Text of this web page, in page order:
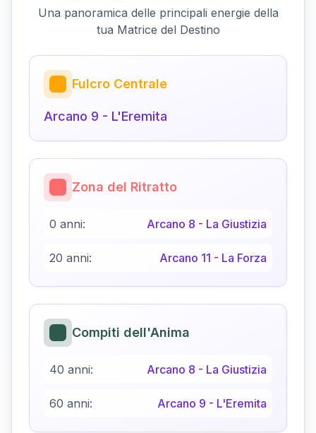
Una panoramica delle principali energie della
tua Matrice del Destino
Fulcro Centrale
Arcano 9 - L'Eremita
Zona del Ritratto
0 anni: Arcano 8 - La Giustizia
20 anni: Arcano 11 - La Forza
Compiti dell'Anima
40 anni: Arcano 8 - La Giustizia
60 anni: Arcano 9 - L'Eremita